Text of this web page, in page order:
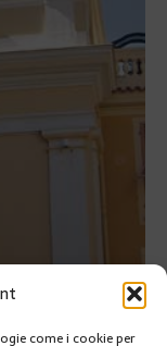
come i cookie per